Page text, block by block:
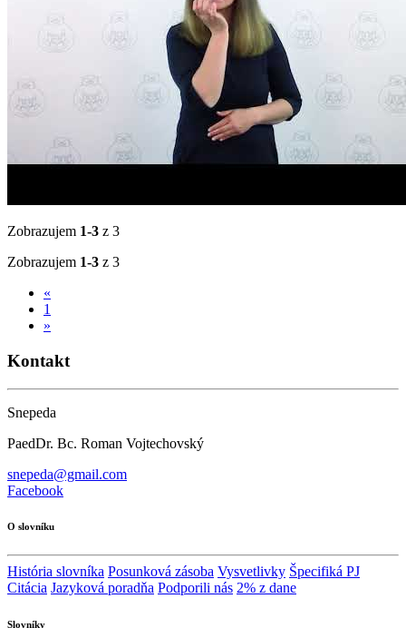
Zobrazujem 1-3 z 3
Zobrazujem 1-3 z 3
«
1
»
Kontakt
Snepeda
PaedDr. Bc. Roman Vojtechovský
snepeda@gmail.com
Facebook
O slovníku
História slovníka Posunková zásoba Vysvetlivky Špecifiká PJ
Citácia Jazyková poradňa Podporili nás 2% z dane
Slovníky